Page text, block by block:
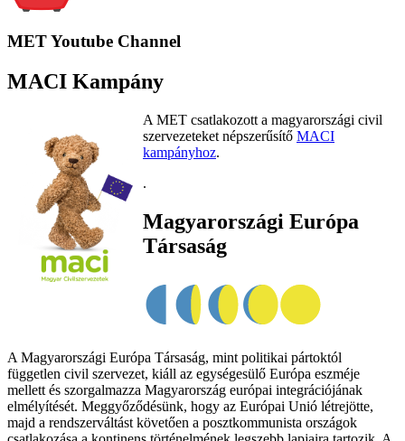
MET Youtube Channel
MACI Kampány
A MET csatlakozott a magyarországi civil
szervezeteket népszerűsítő MACI
kampányhoz.
.
Magyarországi Európa
Társaság
A Magyarországi Európa Társaság, mint politikai pártoktól
független civil szervezet, kiáll az egységesülő Európa eszméje
mellett és szorgalmazza Magyarország európai integrációjának
elmélyítését. Meggyőződésünk, hogy az Európai Unió létrejötte,
majd a rendszerváltást követően a posztkommunista országok